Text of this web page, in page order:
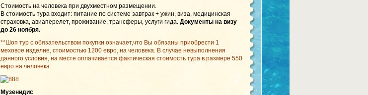
Стоимость на человека при двухместном размещении.
В стоимость тура входит: питание по системе завтрак + ужин, виза, медицинская
страховка, авиаперелет, проживание, трансферы, услуги гида. Документы на визу
до 26 ноября.
**Шоп тур с обязательством покупки означает,что Вы обязаны приобрести 1
меховое изделие, стоимостью 1200 евро, на человека. В случае невыполнения
данного условия, на месте оплачивается фактическая стоимость тура в размере 550
евро на человека.
Музенидис